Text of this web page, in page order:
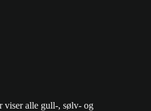
viser alle gull-, sølv- og